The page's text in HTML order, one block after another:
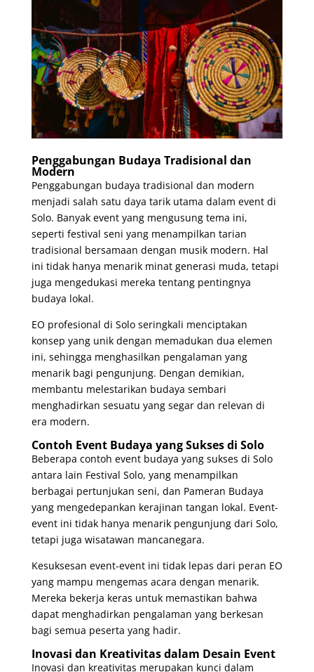
Penggabungan Budaya Tradisional dan
Modern
Penggabungan budaya tradisional dan modern
menjadi salah satu daya tarik utama dalam event di
Solo. Banyak event yang mengusung tema ini,
seperti festival seni yang menampilkan tarian
tradisional bersamaan dengan musik modern. Hal
ini tidak hanya menarik minat generasi muda, tetapi
juga mengedukasi mereka tentang pentingnya
budaya lokal.
EO profesional di Solo seringkali menciptakan
konsep yang unik dengan memadukan dua elemen
ini, sehingga menghasilkan pengalaman yang
menarik bagi pengunjung. Dengan demikian,
membantu melestarikan budaya sembari
menghadirkan sesuatu yang segar dan relevan di
era modern.
Contoh Event Budaya yang Sukses di Solo
Beberapa contoh event budaya yang sukses di Solo
antara lain Festival Solo, yang menampilkan
berbagai pertunjukan seni, dan Pameran Budaya
yang mengedepankan kerajinan tangan lokal. Event-
event ini tidak hanya menarik pengunjung dari Solo,
tetapi juga wisatawan mancanegara.
Kesuksesan event-event ini tidak lepas dari peran EO
yang mampu mengemas acara dengan menarik.
Mereka bekerja keras untuk memastikan bahwa
dapat menghadirkan pengalaman yang berkesan
bagi semua peserta yang hadir.
Inovasi dan Kreativitas dalam Desain Event
Inovasi dan kreativitas merupakan kunci dalam